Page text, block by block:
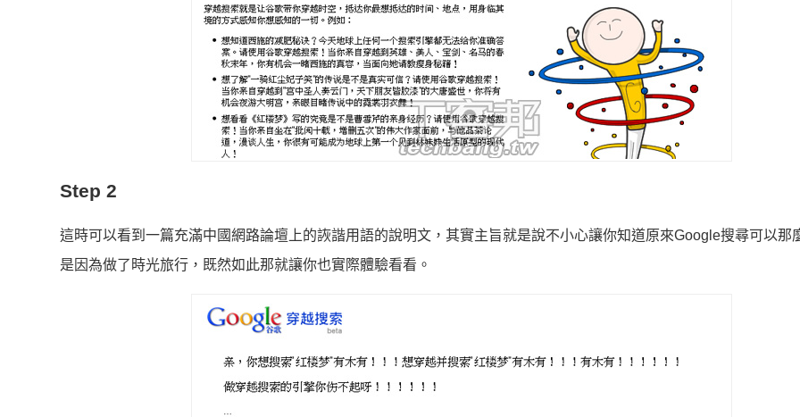
Step 2
這時可以看到一篇充滿中國網路論壇上的詼諧用語的說明文，其實主旨就是說不小心讓你知道原來Google搜尋可以那
是因為做了時光旅行，既然如此那就讓你也實際體驗看看。